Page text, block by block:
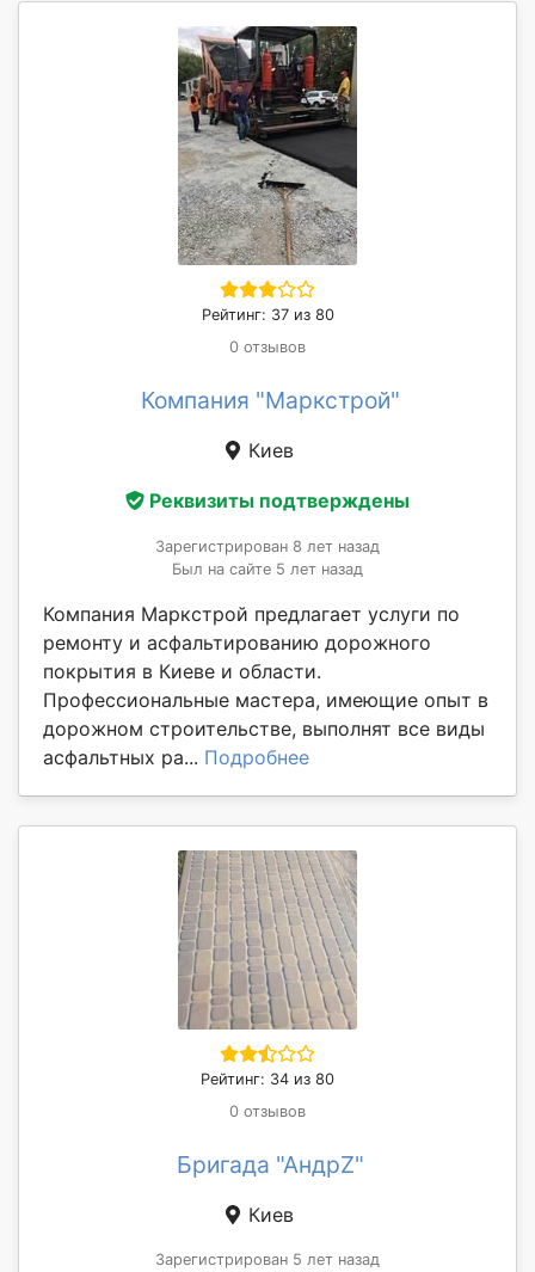
Рейтинг: 37 из 80
0 отзывов
Компания "Маркстрой"
Киев
Реквизиты подтверждены
Зарегистрирован 8 лет назад
Был на сайте 5 лет назад
Компания Маркстрой предлагает услуги по
ремонту и асфальтированию дорожного
покрытия в Киеве и области.
Профессиональные мастера, имеющие опыт в
дорожном строительстве, выполнят все виды
асфальтных ра... Подробнее
Рейтинг: 34 из 80
0 отзывов
Бригада "АндрZ"
Киев
Зарегистрирован 5 лет назад